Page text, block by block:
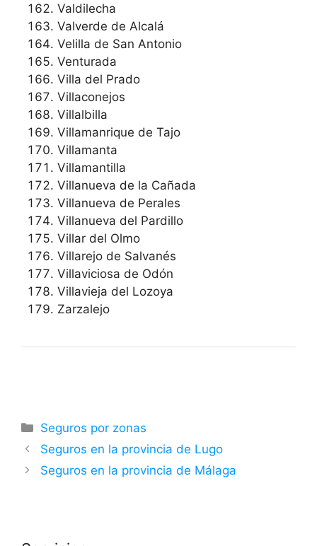
Valdilecha
Valverde de Alcalá
Velilla de San Antonio
Venturada
Villa del Prado
Villaconejos
Villalbilla
Villamanrique de Tajo
Villamanta
Villamantilla
Villanueva de la Cañada
Villanueva de Perales
Villanueva del Pardillo
Villar del Olmo
Villarejo de Salvanés
Villaviciosa de Odón
Villavieja del Lozoya
Zarzalejo
Categorías
Seguros por zonas
Seguros en la provincia de Lugo
Seguros en la provincia de Málaga